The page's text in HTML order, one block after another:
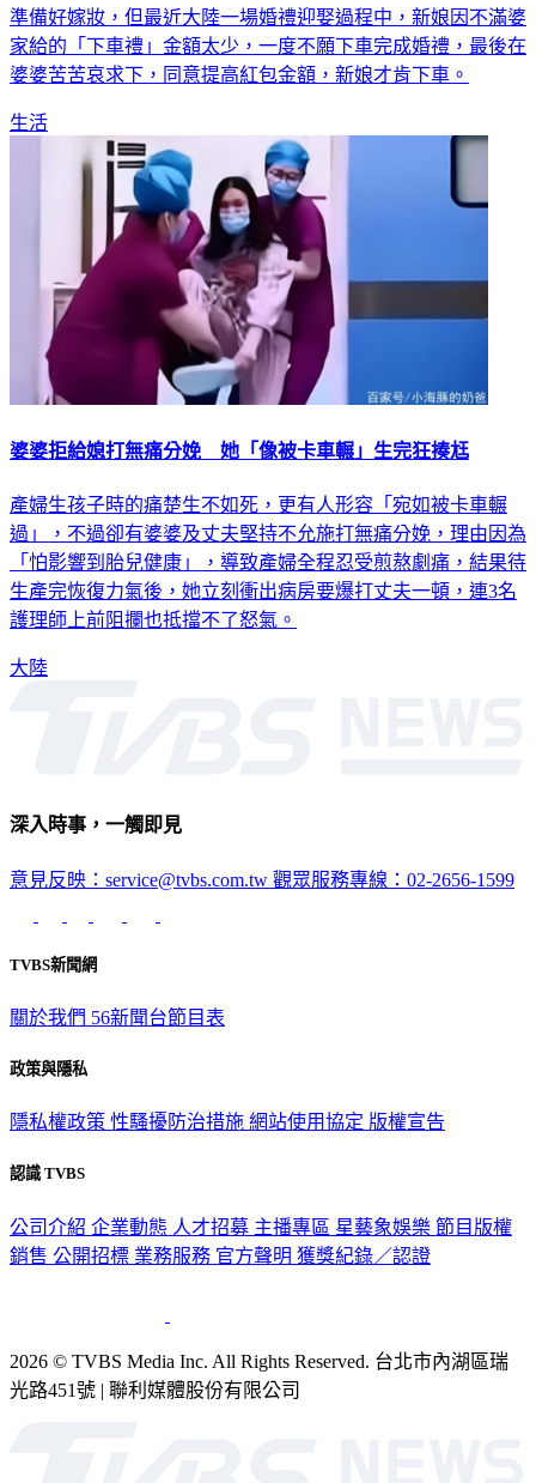
準備好嫁妝，但最近大陸一場婚禮迎娶過程中，新娘因不滿婆
家給的「下車禮」金額太少，一度不願下車完成婚禮，最後在
婆婆苦苦哀求下，同意提高紅包金額，新娘才肯下車。
生活
婆婆拒給媳打無痛分娩 她「像被卡車輾」生完狂揍尪
產婦生孩子時的痛楚生不如死，更有人形容「宛如被卡車輾
過」，不過卻有婆婆及丈夫堅持不允施打無痛分娩，理由因為
「怕影響到胎兒健康」，導致產婦全程忍受煎熬劇痛，結果待
生產完恢復力氣後，她立刻衝出病房要爆打丈夫一頓，連3名
護理師上前阻攔也抵擋不了怒氣。
大陸
深入時事，一觸即見
意見反映：service@tvbs.com.tw 觀眾服務專線：02-2656-1599
TVBS新聞網
關於我們 56新聞台節目表
政策與隱私
隱私權政策 性騷擾防治措施 網站使用協定 版權宣告
認識 TVBS
公司介紹 企業動態 人才招募 主播專區 星藝象娛樂 節目版權
銷售 公開招標 業務服務 官方聲明 獲獎紀錄／認證
2026 © TVBS Media Inc. All Rights Reserved. 台北市內湖區瑞
光路451號 | 聯利媒體股份有限公司